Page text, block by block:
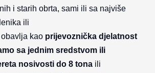
i starih obrta, sami ili sa najviše
ili
kao prijevoznička djelatnost
sa jednim sredstvom ili
nosivosti do 8 tona ili